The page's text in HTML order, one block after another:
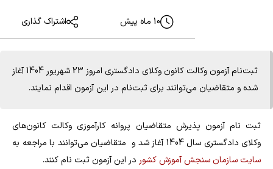
10 ماه پیش اشتراک گذاری
ثبت‌نام آزمون وکالت کانون وکلای دادگستری امروز 23 شهریور 1404 آغاز
شده و متقاضیان می‌توانند برای ثبت‌نام در این آزمون اقدام نمایند.
ثبت نام آزمون پذیرش متقاضیان پروانه کارآموزی وکالت کانون‌های
وکلای دادگستری سال 1404 آغاز شد و متقاضیان می‌توانند با مراجعه به
سایت سازمان سنجش آموزش کشور در این آزمون ثبت نام کنند.